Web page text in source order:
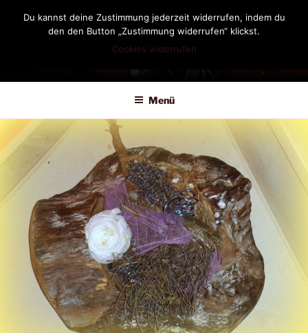
DIANDRA-CIRCLE
Menü
Du kannst deine Zustimmung jederzeit widerrufen, indem du
den den Button „Zustimmung widerrufen“ klickst.
Cookies widerrufen